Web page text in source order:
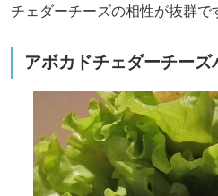
チェダーチーズの相性が抜群で
アボカドチェダーチーズ